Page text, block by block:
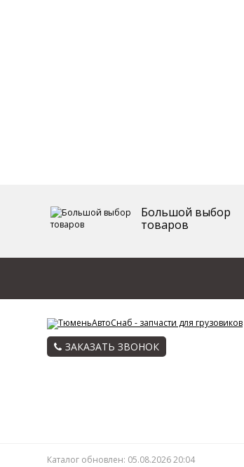
Большой выбор
товаров
ЗАКАЗАТЬ ЗВОНОК
Каталог обновлен: 05.08.2026 20:04